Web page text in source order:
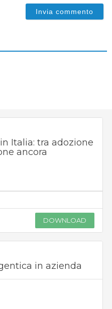
Italia: tra adozione
ancora
DOWNLOAD
in azienda